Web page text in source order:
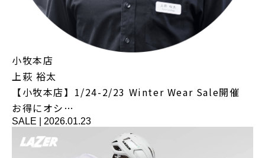
小牧本店
上萩 裕太
【小牧本店】1/24-2/23 Winter Wear Sale開催
お得にオシ…
SALE 2026.01.23